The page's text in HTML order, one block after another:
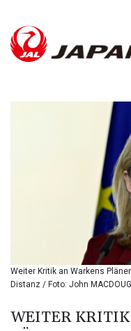
Weiter Kritik an Warkens
Distanz / Foto: John
WEITER